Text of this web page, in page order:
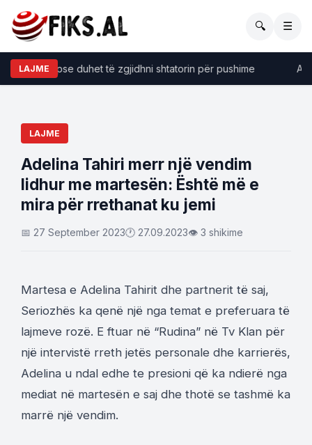
🔍 ☰
LAJME
të forta pse duhet të zgjidhni shtatorin për pushime
LAJME
Adelina Tahiri merr një vendim
lidhur me martesën: Është më e
mira për rrethanat ku jemi
📅 27 September 2023🕐 27.09.2023👁 3 shikime
Martesa e Adelina Tahirit dhe partnerit të saj,
Seriozhës ka qenë një nga temat e preferuara të
lajmeve rozë. E ftuar në “Rudina” në Tv Klan për
një intervistë rreth jetës personale dhe karrierës,
Adelina u ndal edhe te presioni që ka ndierë nga
mediat në martesën e saj dhe thotë se tashmë ka
marrë një vendim.